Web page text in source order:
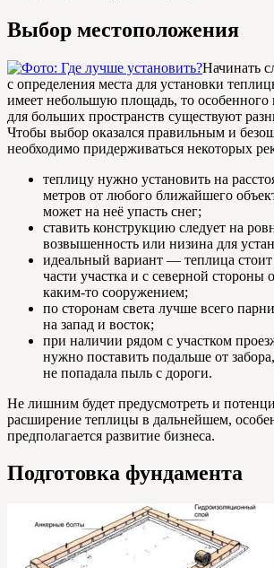
Выбор местоположения
Начинать
с определения места для установки
имеет небольшую площадь, то особенного
для больших пространств существуют
Чтобы выбор оказался правильным и
необходимо придерживаться некоторых
теплицу нужно установить на
метров от любого ближайшего
может на неё упасть снег;
ставить конструкцию следует на
возвышенность или низина для
идеальный вариант — теплица
части участка и с северной стороны
каким-то сооружением;
по сторонам света лучше всего
на запад и восток;
при наличии рядом с участком
нужно поставить подальше от
не попадала пыль с дороги.
Не лишним будет предусмотреть и
расширение теплицы в дальнейшем,
предполагается развитие бизнеса.
Подготовка фундамента